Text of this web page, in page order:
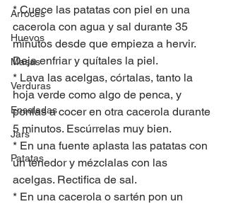
Arroces
Huevos
Masas
Verduras
Ensaladas
Jars
Patatas
* Cuece las patatas con piel en una
cacerola con agua y sal durante 35
minutos desde que empieza a hervir.
Deja enfriar y quítales la piel.
* Lava las acelgas, córtalas, tanto la
hoja verde como algo de penca, y
ponlas a cocer en otra cacerola durante
5 minutos. Escúrrelas muy bien.
* En una fuente aplasta las patatas con
un tenedor y mézclalas con las
acelgas. Rectifica de sal.
* En una cacerola o sartén pon un